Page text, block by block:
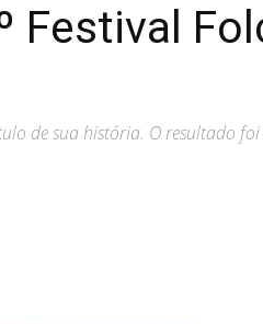
Festival
de sua história. O resultado